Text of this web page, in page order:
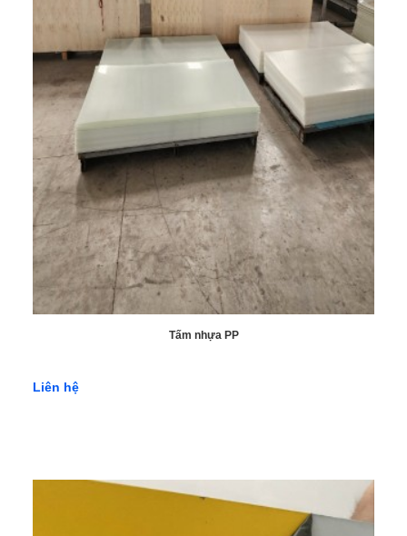
Tấm nhựa PP
Liên hệ